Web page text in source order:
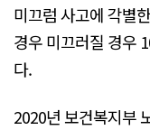
미끄럼 사고에 각별
경우 미끄러질 경우
다.
2020년 보건복지부